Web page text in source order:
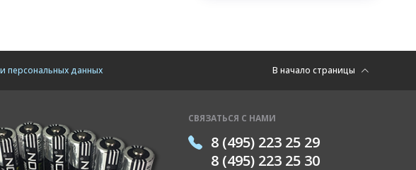
персональных данных В начало страницы
СВЯЗАТЬСЯ С НАМИ
8 (495) 223 25 29
8 (495) 223 25 30